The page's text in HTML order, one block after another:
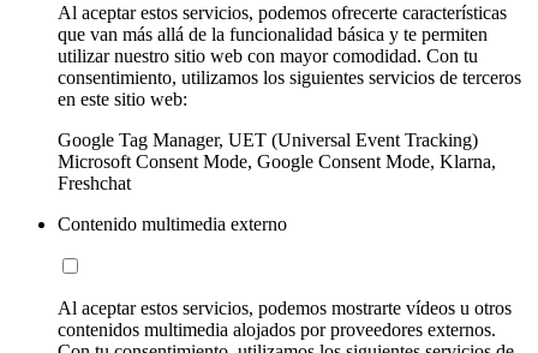
Al aceptar estos servicios, podemos ofrecerte características
que van más allá de la funcionalidad básica y te permiten
utilizar nuestro sitio web con mayor comodidad. Con tu
consentimiento, utilizamos los siguientes servicios de terceros
en este sitio web:
Google Tag Manager, UET (Universal Event Tracking)
Microsoft Consent Mode, Google Consent Mode, Klarna,
Freshchat
Contenido multimedia externo
Al aceptar estos servicios, podemos mostrarte vídeos u otros
contenidos multimedia alojados por proveedores externos.